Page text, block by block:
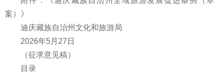
案）》
迪庆藏族自治州文化和旅游局
2026年5月27日
（征求意见稿）
目录